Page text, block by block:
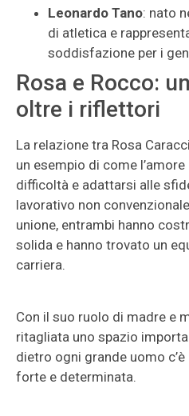
Leonardo Tano: nato
di atletica e
soddisfazione per i
Rosa e Rocco:
oltre i riflettori
La relazione tra Rosa
un esempio di come
difficoltà e adattarsi alle
lavorativo non
unione, entrambi hanno
solida e hanno trovato un
carriera.
Con il suo ruolo di madre e
ritagliata uno spazio
dietro ogni grande uomo
forte e determinata.